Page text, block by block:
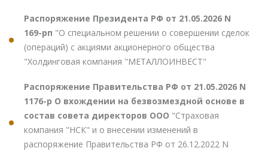
Распоряжение Президента РФ от 21.05.2026 N
169-рп "О специальном решении о совершении сделок
(операций) с акциями акционерного общества
"Холдинговая компания "МЕТАЛЛОИНВЕСТ"
Распоряжение Правительства РФ от 21.05.2026 N
1176-р О вхождении на безвозмездной основе в
состав совета директоров ООО "Страховая
компания "НСК" и о внесении изменений в
распоряжение Правительства РФ от 26.12.2022 N